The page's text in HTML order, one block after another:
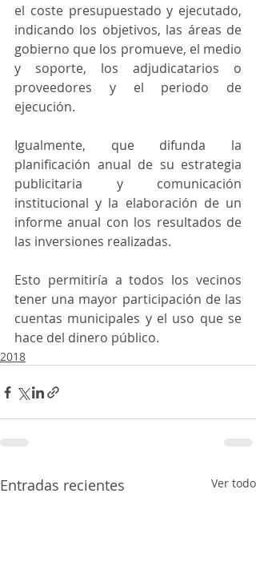
el coste presupuestado y ejecutado,
indicando los objetivos, las áreas de
gobierno que los promueve, el medio
y soporte, los adjudicatarios o
proveedores y el periodo de
ejecución.
Igualmente, que difunda la
planificación anual de su estrategia
publicitaria y comunicación
institucional y la elaboración de un
informe anual con los resultados de
las inversiones realizadas.
Esto permitiría a todos los vecinos
tener una mayor participación de las
cuentas municipales y el uso que se
hace del dinero público.
2018
Entradas recientes Ver todo